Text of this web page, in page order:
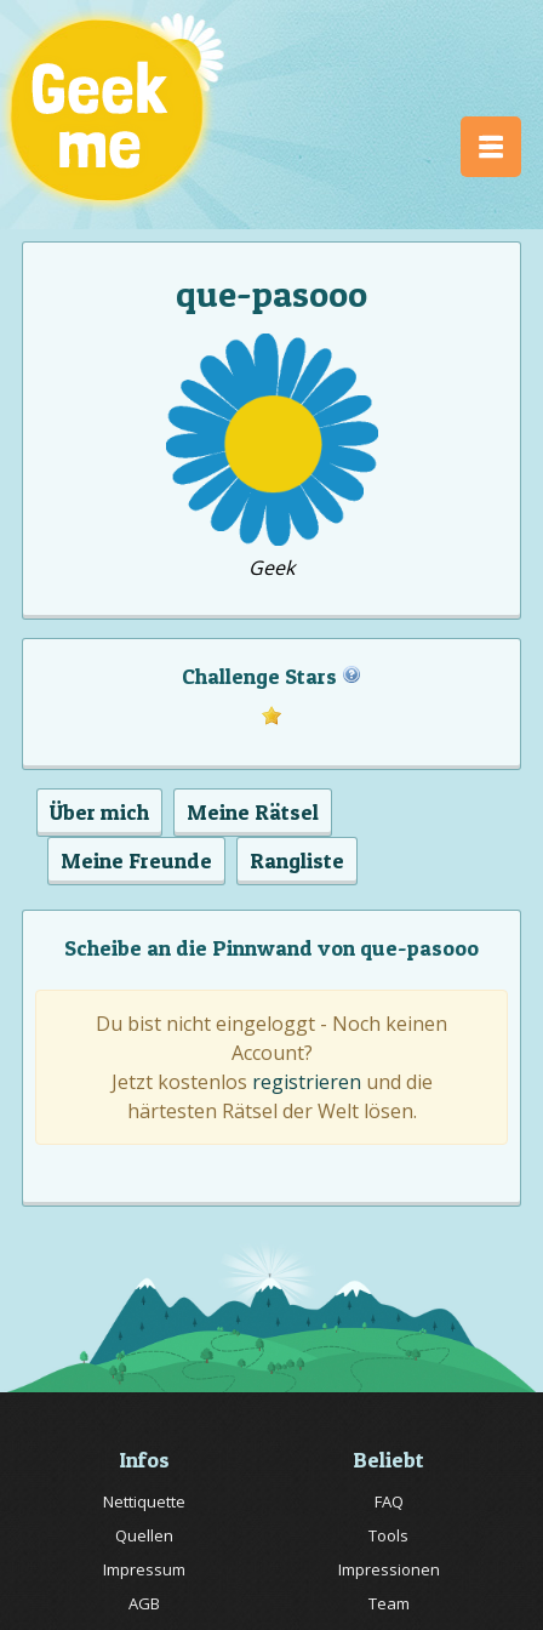
que-pasooo
Geek
Challenge Stars
Über mich
Meine Rätsel
Meine Freunde
Rangliste
Scheibe an die Pinnwand von que-pasooo
Du bist nicht eingeloggt - Noch keinen
Account?
Jetzt kostenlos registrieren und die
härtesten Rätsel der Welt lösen.
Infos
Nettiquette
Quellen
Impressum
AGB
Beliebt
FAQ
Tools
Impressionen
Team